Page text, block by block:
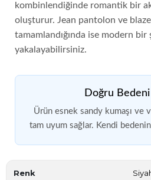
kombinlendiğinde romantik bir
oluşturur. Jean pantolon ve
tamamlandığında ise modern bir
yakalayabilirsiniz.
Doğru
Ürün esnek sandy kumaşı ve
tam uyum sağlar. Kendi
Renk